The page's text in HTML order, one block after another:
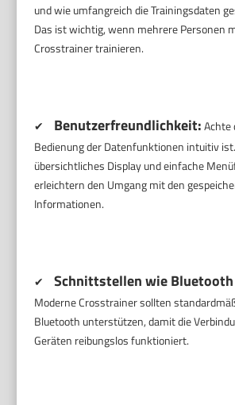
und wie umfangreich die Trainingsdaten
Das ist wichtig, wenn mehrere Personen
Crosstrainer trainieren.
✔ Benutzerfreundlichkeit:Achte
Bedienung der Datenfunktionen intuitiv
übersichtliches Display und einfache
erleichtern den Umgang mit den
Informationen.
✔ Schnittstellen wie Bluetooth
Moderne Crosstrainer sollten
Bluetooth unterstützen, damit die
Geräten reibungslos funktioniert.